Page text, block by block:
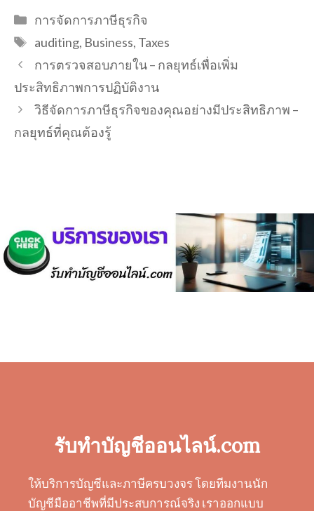
Categories
การจัดการภาษีธุรกิจ
Tags
auditing, Business, Taxes
การตรวจสอบภายใน – กลยุทธ์เพื่อเพิ่ม
ประสิทธิภาพการปฏิบัติงาน
วิธีจัดการภาษีธุรกิจของคุณอย่างมีประสิทธิภาพ –
กลยุทธ์ที่คุณต้องรู้
รับทำบัญชีออนไลน์.com
ให้บริการบัญชีและภาษีครบวงจร โดยทีมงานนัก
บัญชีมืออาชีพที่มีประสบการณ์จริง เราออกแบบ